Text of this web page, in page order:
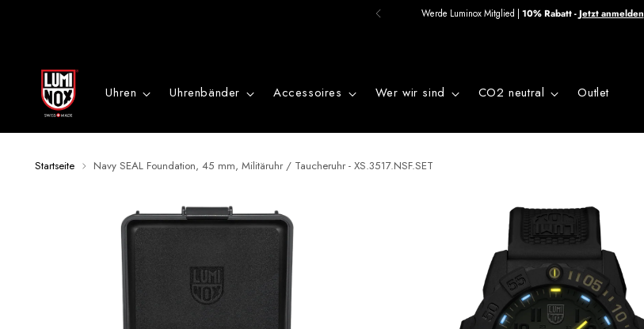
Werde Luminox Mitglied | 10% Rabatt -Jetzt anmelden
Uhren Uhrenbänder Accessoires Wer wir sind CO2 neutral Outlet
Startseite Navy SEAL Foundation, 45 mm, Militäruhr / Taucheruhr - XS.3517.NSF.SET
für
deine
Anmeldung